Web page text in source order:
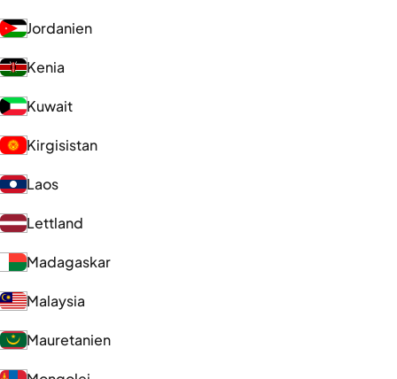
Jordanien
Kenia
Kuwait
Kirgisistan
Laos
Lettland
Madagaskar
Malaysia
Mauretanien